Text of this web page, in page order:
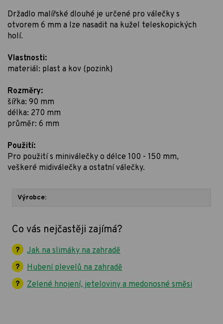
Držadlo malířské dlouhé je určené pro válečky s
otvorem 6 mm a lze nasadit na kužel teleskopických
holí.
Vlastnosti:
materiál: plast a kov (pozink)
Rozměry:
šířka: 90 mm
délka: 270 mm
průměr: 6 mm
Použití:
Pro použití s miniválečky o délce 100 - 150 mm,
veškeré midiválečky a ostatní válečky.
Výrobce:
Co vás nejčastěji zajímá?
Jak na slimáky na zahradě
Hubení plevelů na zahradě
Zelené hnojení, jeteloviny a medonosné směsi